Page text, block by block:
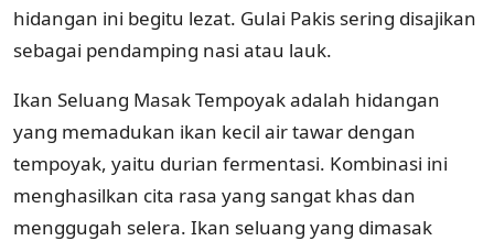
hidangan ini begitu lezat. Gulai Pakis sering disajikan
sebagai pendamping nasi atau lauk.
Ikan Seluang Masak Tempoyak adalah hidangan
yang memadukan ikan kecil air tawar dengan
tempoyak, yaitu durian fermentasi. Kombinasi ini
menghasilkan cita rasa yang sangat khas dan
menggugah selera. Ikan seluang yang dimasak